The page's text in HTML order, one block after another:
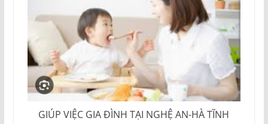
GIÚP VIỆC GIA ĐÌNH TẠI NGHỆ AN-HÀ TĨNH